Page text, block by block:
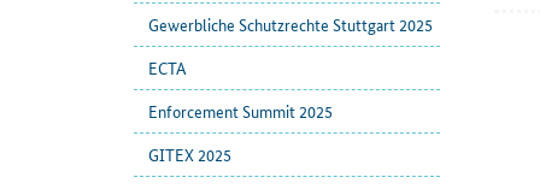
Gewerbliche Schutzrechte Stuttgart 2025
ECTA
Enforcement Summit 2025
GITEX 2025